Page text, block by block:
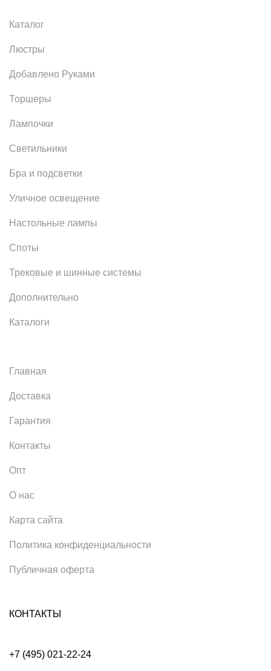
Каталог
Люстры
Добавлено Руками
Торшеры
Лампочки
Светильники
Бра и подсветки
Уличное освещение
Настольные лампы
Споты
Трековые и шинные системы
Дополнительно
Каталоги
Главная
Доставка
Гарантия
Контакты
Опт
О нас
Карта сайта
Политика конфиденциальности
Публичная оферта
КОНТАКТЫ
+7 (495) 021-22-24